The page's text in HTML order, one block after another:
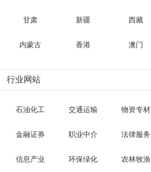
甘肃 新疆 西藏
内蒙古 香港 澳门
行业网站
石油化工 交通运输 物资专材
金融证券 职业中介 法律服务
信息产业 环保绿化 农林牧渔